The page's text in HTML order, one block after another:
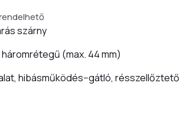
szárny
(max. 44 mm)
hibásműködés−gátló, résszellőztető